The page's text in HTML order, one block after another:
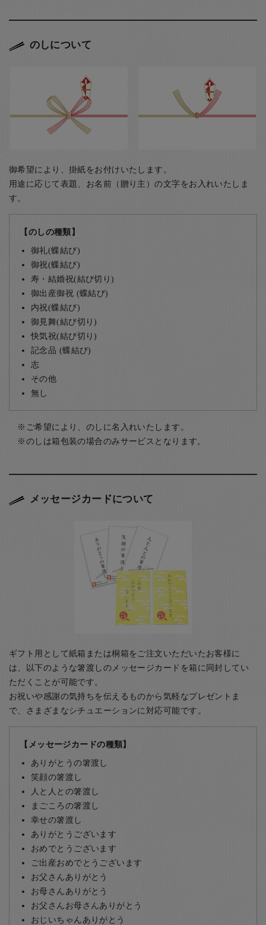
のしについて
御希望により、掛紙をお付けいたします。
用途に応じて表題、お名前（贈り主）の文字をお入れいたしま
す。
【のしの種類】
御礼(蝶結び)
御祝(蝶結び)
寿・結婚祝(結び切り)
御出産御祝 (蝶結び)
内祝(蝶結び)
御見舞(結び切り)
快気祝(結び切り)
記念品 (蝶結び)
志
その他
無し
ご希望により、のしに名入れいたします。
のしは箱包装の場合のみサービスとなります。
メッセージカードについて
ギフト用として紙箱または桐箱をご注文いただいたお客様に
は、以下のような箸渡しのメッセージカードを箱に同封してい
ただくことが可能です。
お祝いや感謝の気持ちを伝えるものから気軽なプレゼントま
で、さまざまなシチュエーションに対応可能です。
【メッセージカードの種類】
ありがとうの箸渡し
笑顔の箸渡し
人と人との箸渡し
まごころの箸渡し
幸せの箸渡し
ありがとうございます
おめでとうございます
ご出産おめでとうございます
お父さんありがとう
お母さんありがとう
お父さんお母さんありがとう
おじいちゃんありがとう